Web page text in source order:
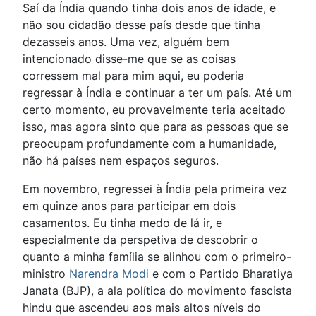
Saí da Índia quando tinha dois anos de idade, e
não sou cidadão desse país desde que tinha
dezasseis anos. Uma vez, alguém bem
intencionado disse-me que se as coisas
corressem mal para mim aqui, eu poderia
regressar à Índia e continuar a ter um país. Até um
certo momento, eu provavelmente teria aceitado
isso, mas agora sinto que para as pessoas que se
preocupam profundamente com a humanidade,
não há países nem espaços seguros.
Em novembro, regressei à Índia pela primeira vez
em quinze anos para participar em dois
casamentos. Eu tinha medo de lá ir, e
especialmente da perspetiva de descobrir o
quanto a minha família se alinhou com o primeiro-
ministro Narendra Modi e com o Partido Bharatiya
Janata (BJP), a ala política do movimento fascista
hindu que ascendeu aos mais altos níveis do